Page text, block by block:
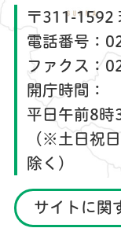
〒311-1592
電話番号：
ファクス：
開庁時間：
平日午前8時
（※土日祝
除く）
サイトに関